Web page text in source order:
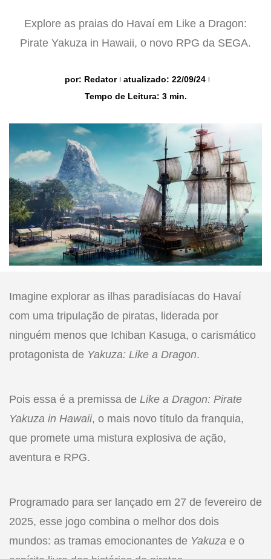
Explore as praias do Havaí em Like a Dragon:
Pirate Yakuza in Hawaii, o novo RPG da SEGA.
por: Redator
atualizado: 22/09/24
Tempo de Leitura: 3 min.
Imagine explorar as ilhas paradisíacas do Havaí
com uma tripulação de piratas, liderada por
ninguém menos que Ichiban Kasuga, o carismático
protagonista de Yakuza: Like a Dragon.
Pois essa é a premissa de Like a Dragon: Pirate
Yakuza in Hawaii, o mais novo título da franquia,
que promete uma mistura explosiva de ação,
aventura e RPG.
Programado para ser lançado em 27 de fevereiro de
2025, esse jogo combina o melhor dos dois
mundos: as tramas emocionantes de Yakuza e o